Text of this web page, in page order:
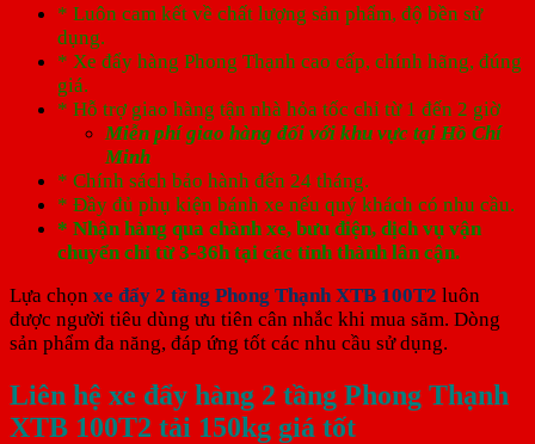
* Luôn cam kết về chất lượng sản phẩm, độ bền sử
dụng.
* Xe đẩy hàng Phong Thạnh cao cấp, chính hãng, đúng
giá.
* Hỗ trợ giao hàng tận nhà hỏa tốc chỉ từ 1 đến 2 giờ
Miễn phí giao hàng đối với khu vực tại Hồ Chí
Minh
* Chính sách bảo hành đến 24 tháng.
* Đầy đủ phụ kiện bánh xe nếu quý khách có nhu cầu.
* Nhận hàng qua chành xe, bưu điện, dịch vụ vận
chuyển chỉ từ 3-36h tại các tỉnh thành lân cận.
Lựa chọn xe đẩy 2 tầng Phong Thạnh XTB 100T2 luôn
được người tiêu dùng ưu tiên cân nhắc khi mua săm. Dòng
sản phẩm đa năng, đáp ứng tốt các nhu cầu sử dụng.
Liên hệ xe đẩy hàng 2 tầng Phong Thạnh
XTB 100T2 tải 150kg giá tốt